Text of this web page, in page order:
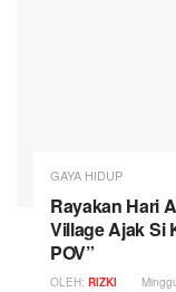
GAYA HIDUP
Rayakan Hari
Village Ajak Si
POV”
OLEH: RIZKI